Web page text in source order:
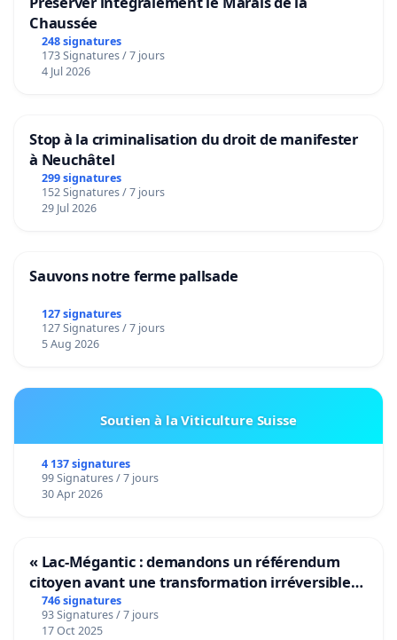
Chaussée
248 signatures
173 Signatures / 7 jours
4 Jul 2026
Stop à la criminalisation du droit de manifester
à Neuchâtel
299 signatures
152 Signatures / 7 jours
29 Jul 2026
Sauvons notre ferme pallsade
127 signatures
127 Signatures / 7 jours
5 Aug 2026
Soutien à la Viticulture Suisse
4 137 signatures
99 Signatures / 7 jours
30 Apr 2026
« Lac-Mégantic : demandons un référendum
citoyen avant une transformation irréversible
de notre territoire »
746 signatures
93 Signatures / 7 jours
17 Oct 2025